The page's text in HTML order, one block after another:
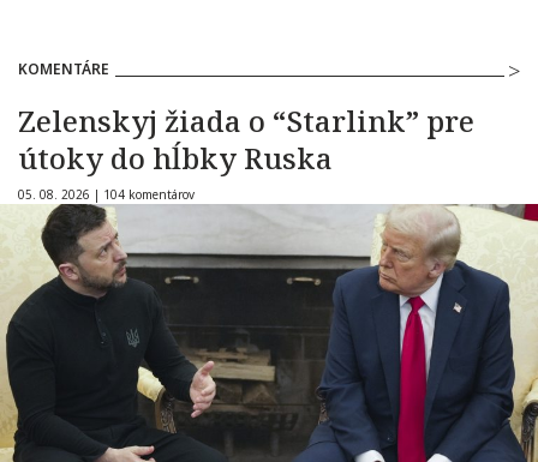
KOMENTÁRE
Zelenskyj žiada o “Starlink” pre
útoky do hĺbky Ruska
05. 08. 2026 | 104 komentárov